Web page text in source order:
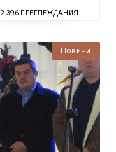
2 396 ПРЕГЛЕЖДАНИЯ
Новини